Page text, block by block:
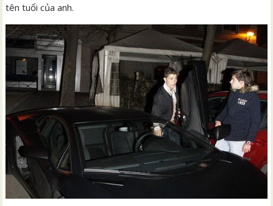
tên tuổi của anh.